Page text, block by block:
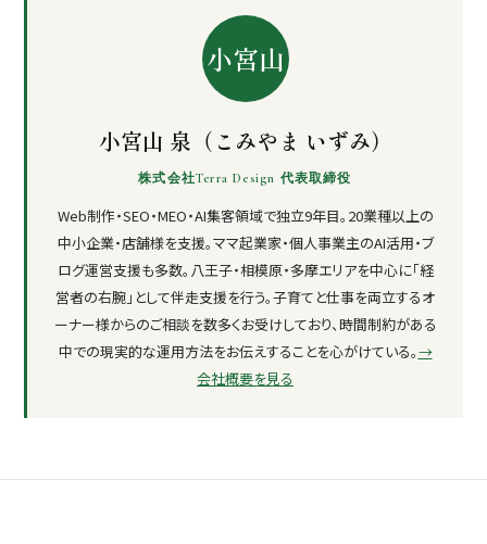
小宮山
小宮山 泉（こみやま いずみ）
株式会社Terra Design 代表取締役
Web制作・SEO・MEO・AI集客領域で独立9年目。20業種以上の
中小企業・店舗様を支援。ママ起業家・個人事業主のAI活用・ブ
ログ運営支援も多数。八王子・相模原・多摩エリアを中心に「経
営者の右腕」として伴走支援を行う。子育てと仕事を両立するオ
ーナー様からのご相談を数多くお受けしており、時間制約がある
中での現実的な運用方法をお伝えすることを心がけている。→
会社概要を見る